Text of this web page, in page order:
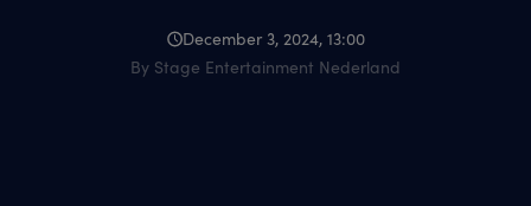
December 3, 2024, 13:00
By Stage Entertainment Nederland